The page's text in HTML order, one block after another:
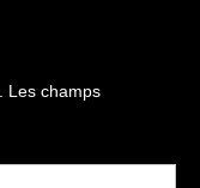
Les champs